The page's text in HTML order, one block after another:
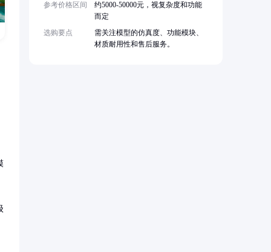
参考价格区间
约5000-50000元，视复杂度和功能
而定
选购要点
需关注模型的仿真度、功能模块、
材质耐用性和售后服务。